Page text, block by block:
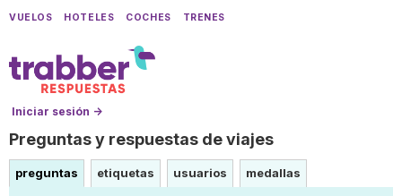
VUELOS HOTELES COCHES TRENES
Iniciar sesión →
Preguntas y respuestas de viajes
preguntas etiquetas usuarios medallas